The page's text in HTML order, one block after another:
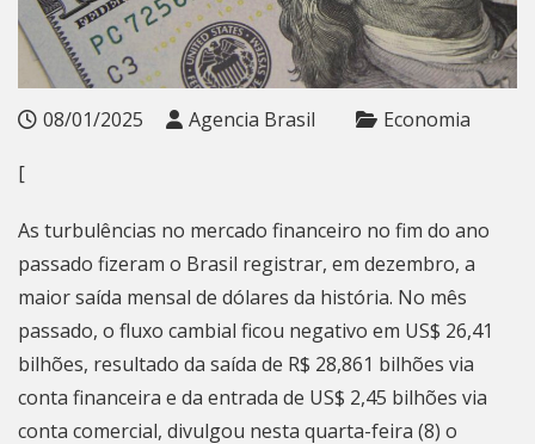
08/01/2025 Agencia Brasil Economia
[
As turbulências no mercado financeiro no fim do ano
passado fizeram o Brasil registrar, em dezembro, a
maior saída mensal de dólares da história. No mês
passado, o fluxo cambial ficou negativo em US$ 26,41
bilhões, resultado da saída de R$ 28,861 bilhões via
conta financeira e da entrada de US$ 2,45 bilhões via
conta comercial, divulgou nesta quarta-feira (8) o